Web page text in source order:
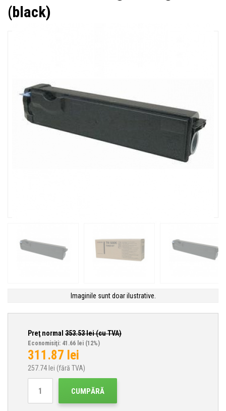
(black)
Imaginile sunt doar ilustrative.
Preţ normal 353.53lei (cu TVA)
Economisiţi: 41.66 lei (12%)
311.87 lei
257.74 lei (fără TVA)
CUMPĂRĂ